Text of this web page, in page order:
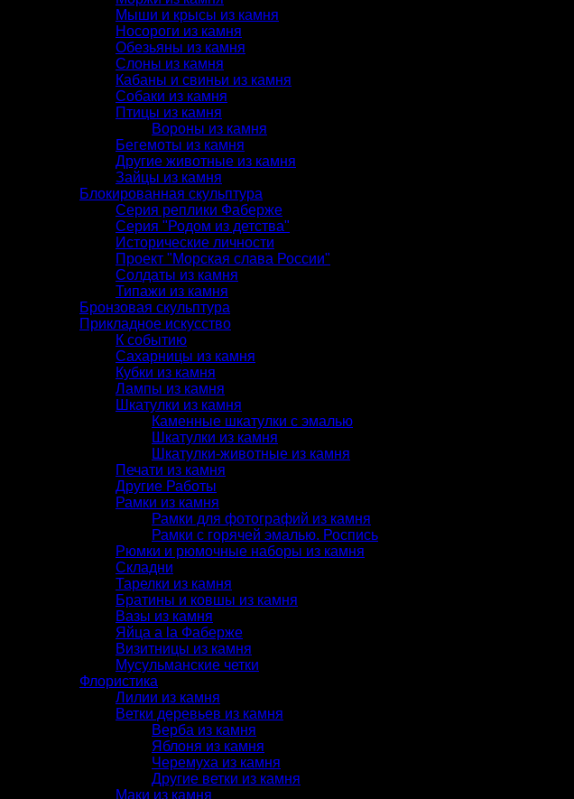
Мыши и крысы из камня
Носороги из камня
Обезьяны из камня
Слоны из камня
Кабаны и свиньи из камня
Собаки из камня
Птицы из камня
Вороны из камня
Бегемоты из камня
Другие животные из камня
Зайцы из камня
Блокированная скульптура
Серия реплики Фаберже
Серия "Родом из детства"
Исторические личности
Проект "Морская слава России"
Солдаты из камня
Типажи из камня
Бронзовая скульптура
Прикладное искусство
К событию
Сахарницы из камня
Кубки из камня
Лампы из камня
Шкатулки из камня
Каменные шкатулки с эмалью
Шкатулки из камня
Шкатулки-животные из камня
Печати из камня
Другие Работы
Рамки из камня
Рамки для фотографий из камня
Рамки с горячей эмалью. Роспись
Рюмки и рюмочные наборы из камня
Складни
Тарелки из камня
Братины и ковшы из камня
Вазы из камня
Яйца a la Фаберже
Визитницы из камня
Мусульманские четки
Флористика
Лилии из камня
Ветки деревьев из камня
Верба из камня
Яблоня из камня
Черемуха из камня
Другие ветки из камня
Маки из камня